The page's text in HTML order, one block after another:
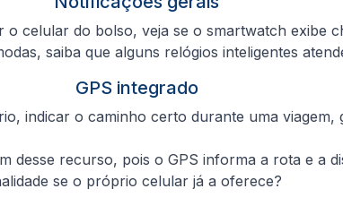
celular do bolso, veja se o smartwatch exibe
saiba que alguns relógios inteligentes
GPS integrado
indicar o caminho certo durante uma
desse recurso, pois o GPS informa a rota e a
se o próprio celular já a oferece?